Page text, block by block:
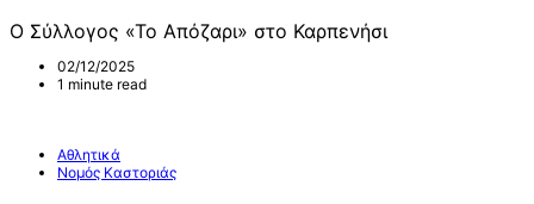
Ο Σύλλογος «Το Απόζαρι» στο Καρπενήσι
02/12/2025
1 minute read
Αθλητικά
Νομός Καστοριάς